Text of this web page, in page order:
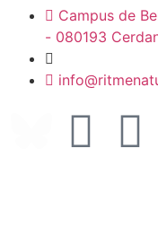
Campus de
- 080193